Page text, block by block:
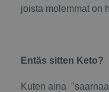
joista molemmat on
Entäs sitten Keto?
Kuten aina